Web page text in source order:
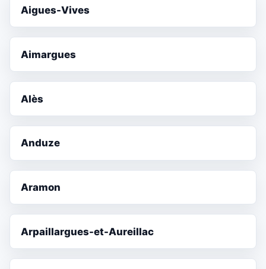
Aigues-Vives
Aimargues
Alès
Anduze
Aramon
Arpaillargues-et-Aureillac